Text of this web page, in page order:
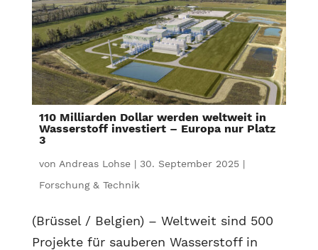
110 Milliarden Dollar werden weltweit in
Wasserstoff investiert – Europa nur Platz
3
von Andreas Lohse| 30. September 2025|
Forschung & Technik
(Brüssel / Belgien) – Weltweit sind 500
Projekte für sauberen Wasserstoff in